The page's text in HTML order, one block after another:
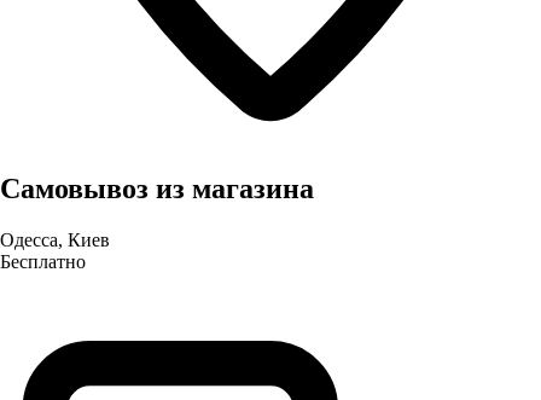
Самовывоз из магазина
Одесса, Киев
Бесплатно